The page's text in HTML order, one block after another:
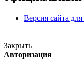
Версия сайта
Закрыть
Авторизация